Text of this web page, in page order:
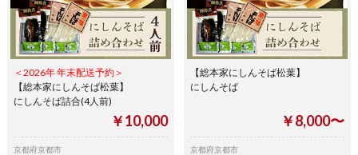
＜2026年 年末配送予約＞
【総本家にしんそば松葉】
にしんそば詰合(4人前)
￥10,000
京都府京都市
【総本家にしんそば松葉】
にしんそば
￥8,000〜
京都府京都市